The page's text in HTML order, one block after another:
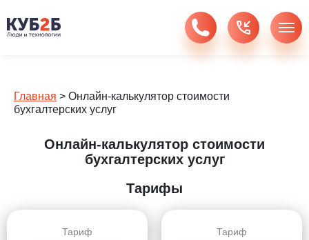
Главная > Онлайн-калькулятор стоимости
бухгалтерских услуг
Онлайн-калькулятор стоимости
бухгалтерских услуг
Тарифы
Тариф Тариф